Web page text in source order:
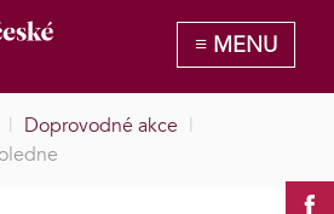
| Doprovodné akce |